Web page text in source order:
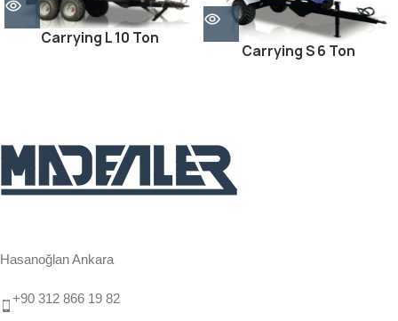
Carrying L 10 Ton
Carrying S 6 Ton
Hasanoğlan Ankara
+90 312 866 19 82